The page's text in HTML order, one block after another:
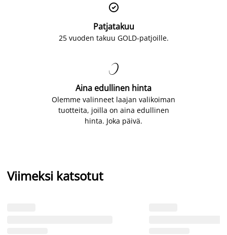

Patjatakuu
25 vuoden takuu GOLD-patjoille.

Aina edullinen hinta
Olemme valinneet laajan valikoiman
tuotteita, joilla on aina edullinen
hinta. Joka päivä.
Viimeksi katsotut